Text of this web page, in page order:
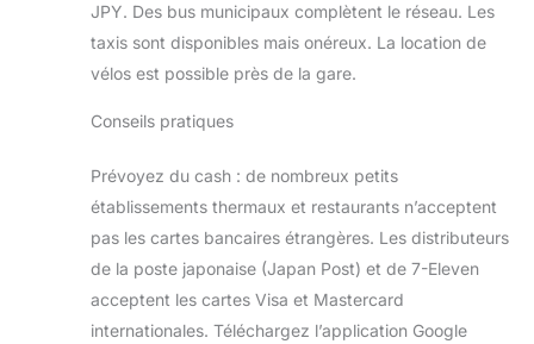
JPY. Des bus municipaux complètent le réseau. Les
taxis sont disponibles mais onéreux. La location de
vélos est possible près de la gare.
Conseils pratiques
Prévoyez du cash : de nombreux petits
établissements thermaux et restaurants n’acceptent
pas les cartes bancaires étrangères. Les distributeurs
de la poste japonaise (Japan Post) et de 7-Eleven
acceptent les cartes Visa et Mastercard
internationales. Téléchargez l’application Google